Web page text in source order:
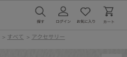
> すべて > アクセサリー